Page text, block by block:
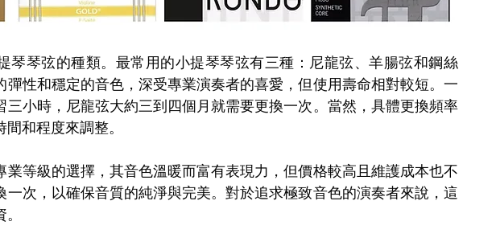
琴琴弦的種類。最常用的小提琴琴弦有三種：尼龍弦、羊腸弦和鋼絲
彈性和穩定的音色，深受專業演奏者的喜愛，但使用壽命相對較短。一
三小時，尼龍弦大約三到四個月就需要更換一次。當然，具體更換頻率
和程度來調整。
業等級的選擇，其音色溫暖而富有表現力，但價格較高且維護成本也不
一次，以確保音質的純淨與完美。對於追求極致音色的演奏者來說，這